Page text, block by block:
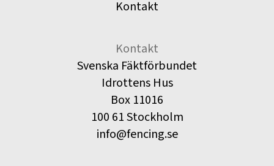
Kontakt
Kontakt
Svenska Fäktförbundet
Idrottens Hus
Box 11016
100 61 Stockholm
info@fencing.se